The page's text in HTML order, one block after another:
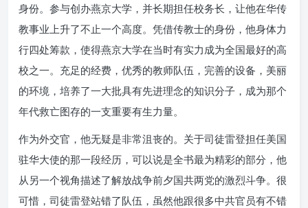
身份。参与创办燕京大学，并长期担任校务长，让他在华传
教事业上升了不止一个高度。凭借传教士的身份，他身体力
行四处筹款，使得燕京大学在当时有实力成为全国最好的高
校之一。充足的经费，优秀的教师队伍，完善的设备，美丽
的环境，培养了一大批具有先进理念的知识分子，成为那个
年代救亡图存的一支重要有生力量。
作为外交官，他无疑是非常沮丧的。关于司徒雷登担任美国
驻华大使的那一段经历，可以说是全书最为精彩的部分，他
从另一个视角描述了解放战争前夕国共两党的激烈斗争。很
可惜，司徒雷登站错了队伍，虽然他跟很多中共官员有不错